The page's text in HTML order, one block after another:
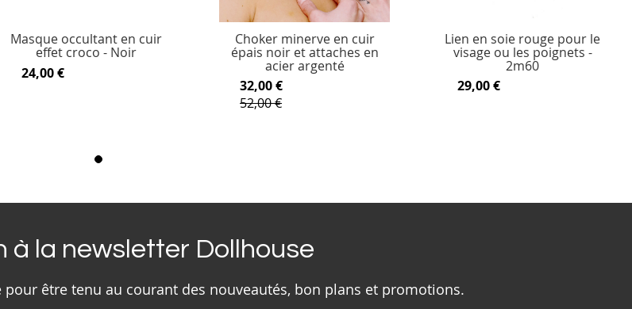
Masque occultant en cuir
effet croco - Noir
24,00 €
Choker minerve en cuir
épais noir et attaches en
acier argenté
32,00 €
52,00 €
Lien en soie rouge pour le
visage ou les poignets -
2m60
29,00 €
à la newsletter Dollhouse
être tenu au courant des nouveautés, bon plans et promotions.